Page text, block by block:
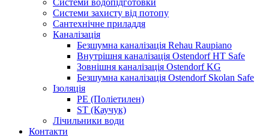
Системи водопідготовки
Системи захисту від потопу
Сантехнічне приладдя
Каналізація
Безшумна каналізація Rehau Raupiano
Внутрішня каналізація Ostendorf HT Safe
Зовнішня каналізація Ostendorf KG
Безшумна каналізація Ostendorf Skolan Safe
Ізоляція
PE (Поліетилен)
ST (Каучук)
Лічильники води
Контакти